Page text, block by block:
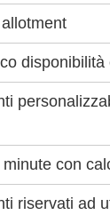
disponibilità
minute con
riservati ad